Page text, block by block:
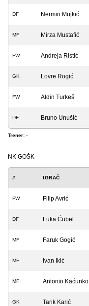
DF Nermin Mujkić
MF Mirza Mustafić
FW Andreja Ristić
GK Lovre Rogić
FW Aldin Turkeš
DF Bruno Unušić
Trener: -
NK GOŠK
# IGRAČ
FW Filip Avrić
DF Luka Ćubel
MF Faruk Gogić
MF Ivan Ikić
MF Antonio Kaćunko
GK Tarik Karić